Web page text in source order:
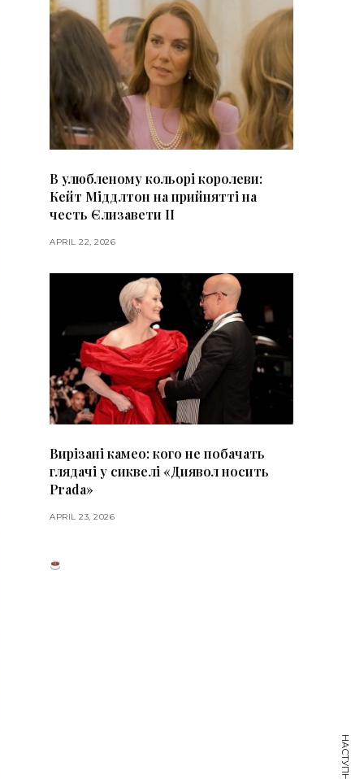
В улюбленому кольорі королеви:
Кейт Міддлтон на прийнятті на
честь Єлизавети II
APRIL 22, 2026
Вирізані камео: кого не побачать
глядачі у сиквелі «Диявол носить
Prada»
APRIL 23, 2026